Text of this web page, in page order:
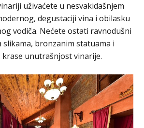
uživaćete u nesvakidašnjem
degustaciji vina i obilasku
vodiča. Nećete ostati ravnodušni
bronzanim statuama i
unutrašnjost vinarije.